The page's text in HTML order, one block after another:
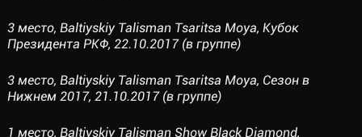
3 место, Baltiyskiy Talisman Tsaritsa Moya, Кубок
Президента РКФ, 22.10.2017 (в группе)
3 место, Baltiyskiy Talisman Tsaritsa Moya, Сезон в
Нижнем 2017, 21.10.2017 (в группе)
1 место, Baltiyskiy Talisman Show Black Diamond,